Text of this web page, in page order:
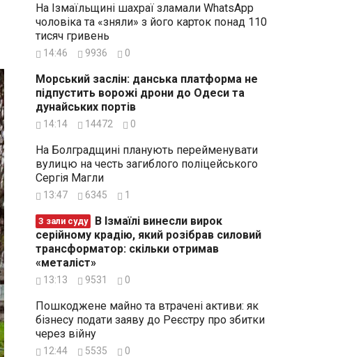
На Ізмаїльщині шахраї зламали WhatsApp
чоловіка та «зняли» з його карток понад 110
тисяч гривень
14:46 9936 0
Морський заслін: данська платформа не
підпустить ворожі дрони до Одеси та
дунайських портів
14:14 14472 0
На Болградщині планують перейменувати
вулицю на честь загиблого поліцейського
Сергія Магли
13:47 6345 1
З зали суду
серійному крадію, який розібрав силовий
трансформатор: скільки отримав
«металіст»
13:13 9531 0
Пошкоджене майно та втрачені активи: як
бізнесу подати заяву до Реєстру про збитки
через війну
12:44 5535 0